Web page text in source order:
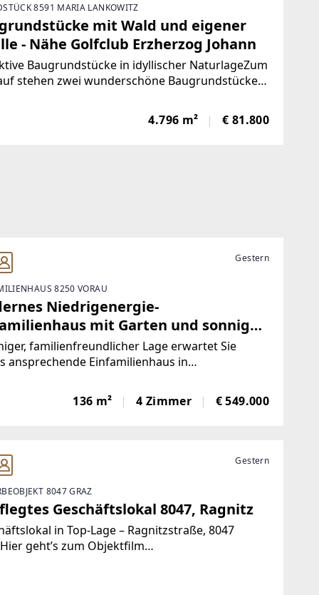
8591 MARIA LANKOWITZ
mit Wald und eigener
- Nähe Golfclub Erzherzog Johann
Baugrundstücke in idyllischer NaturlageZum
stehen zwei wunderschöne Baugrundstücke
durch besondere Lage, die Privatsphäre
garantiert, sowie durch
4.796 m² € 81.800
Gestern
8250 VORAU
Niedrigenergie-
mit Garten und sonniger
– ideal für Familien!
familienfreundlicher Lage erwartet Sie
ansprechende Einfamilienhaus in
mit nachhaltiger Energietechnik bietet es
das Komfort und Zukunftssicherheit
136 m² 4 Zimmer € 549.000
Gestern
8047 GRAZ
Geschäftslokal 8047, Ragnitz
in Top-Lage – Ragnitzstraße, 8047
geht’s zum Objektfilm